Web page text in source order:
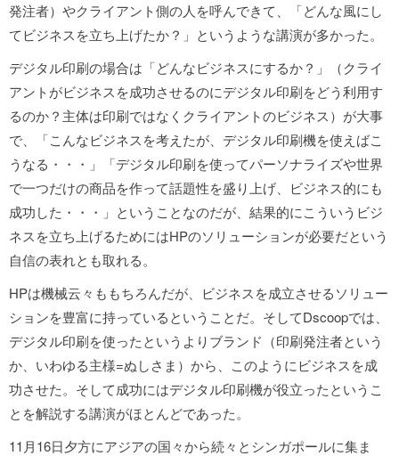
発注者）やクライアント側の人を呼んできて、「どんな風にし
てビジネスを立ち上げたか？」というような講演が多かった。
デジタル印刷の場合は「どんなビジネスにするか？」（クライ
アントがビジネスを成功させるのにデジタル印刷をどう利用す
るのか？主体は印刷ではなくクライアントのビジネス）が大事
で、「こんなビジネスを考えたが、デジタル印刷機を使えばこ
うなる・・・」「デジタル印刷を使ってパーソナライズや世界
で一つだけの商品を作って話題性を盛り上げ、ビジネス的にも
成功した・・・」ということなのだが、結果的にこういうビジ
ネスを立ち上げるためにはHPのソリューションが必要だという
自信の表れとも取れる。
HPは機械云々ももちろんだが、ビジネスを成立させるソリュー
ションを豊富に持っているということだ。そしてDscoopでは、
デジタル印刷を使ったというよりブランド（印刷発注者という
か、いわゆる主様=ぬしさま）から、このようにビジネスを成
功させた。そして成功にはデジタル印刷機が役立ったというこ
とを解説する講演がほとんどであった。
11月16日夕方にアジアの国々から続々とシンガポールに集ま